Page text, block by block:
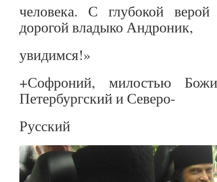
человека. С глубокой
дорогой владыко Андроник,
увидимся!»
+Софроний, милостью
Петербургский и Северо-
Русский